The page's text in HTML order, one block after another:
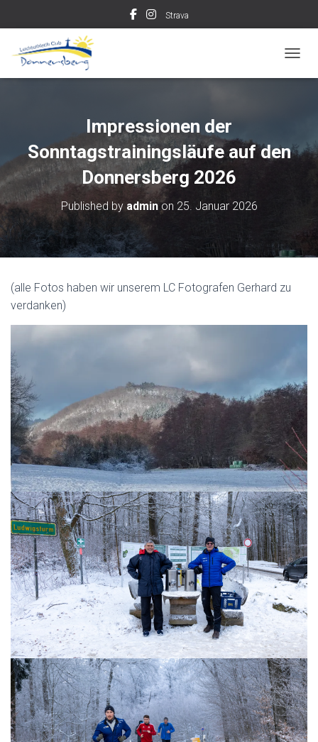
Strava
Impressionen der
Sonntagstrainingsläufe auf den
Donnersberg 2026
Published by adminon 25. Januar 2026
(alle Fotos haben wir unserem LC Fotografen Gerhard zu
verdanken)